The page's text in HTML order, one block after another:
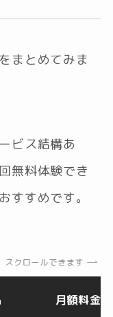
まとめてみま
ビス結構あ
無料体験でき
すすめです。
スクロールできます
月額料金